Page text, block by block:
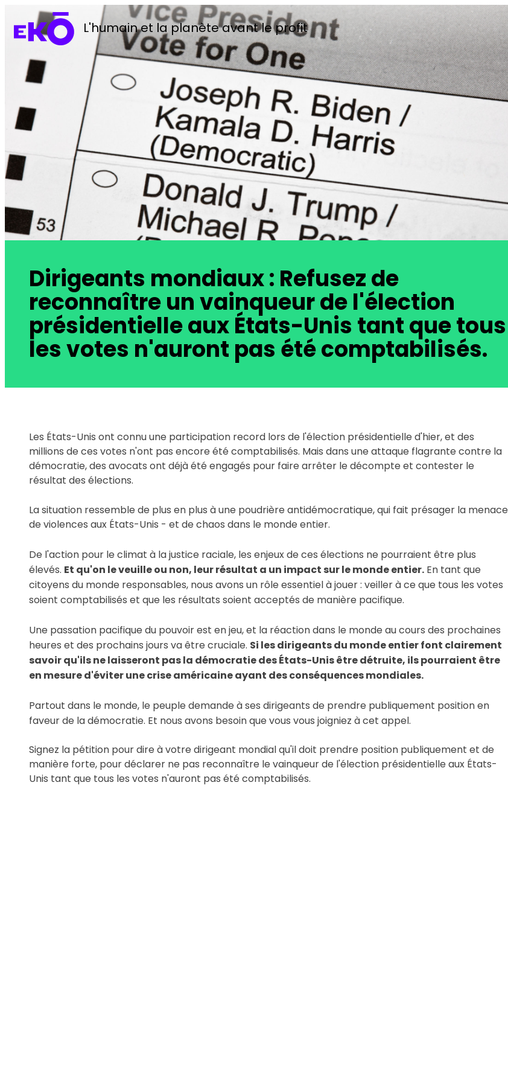
L'humain et la planète avant le profit
Dirigeants mondiaux : Refusez de
reconnaître un vainqueur de l'élection
présidentielle aux États-Unis tant que tous
les votes n'auront pas été comptabilisés.
Les États-Unis ont connu une participation record lors de l'élection présidentielle d'hier, et des
millions de ces votes n'ont pas encore été comptabilisés. Mais dans une attaque flagrante contre la
démocratie, des avocats ont déjà été engagés pour faire arrêter le décompte et contester le
résultat des élections.
La situation ressemble de plus en plus à une poudrière antidémocratique, qui fait présager la menace
de violences aux États-Unis - et de chaos dans le monde entier.
De l'action pour le climat à la justice raciale, les enjeux de ces élections ne pourraient être plus
élevés. Et qu'on le veuille ou non, leur résultat a un impact sur le monde entier. En tant que
citoyens du monde responsables, nous avons un rôle essentiel à jouer : veiller à ce que tous les votes
soient comptabilisés et que les résultats soient acceptés de manière pacifique.
Une passation pacifique du pouvoir est en jeu, et la réaction dans le monde au cours des prochaines
heures et des prochains jours va être cruciale. Si les dirigeants du monde entier font clairement
savoir qu'ils ne laisseront pas la démocratie des États-Unis être détruite, ils pourraient être
en mesure d'éviter une crise américaine ayant des conséquences mondiales.
Partout dans le monde, le peuple demande à ses dirigeants de prendre publiquement position en
faveur de la démocratie. Et nous avons besoin que vous vous joigniez à cet appel.
Signez la pétition pour dire à votre dirigeant mondial qu'il doit prendre position publiquement et de
manière forte, pour déclarer ne pas reconnaître le vainqueur de l'élection présidentielle aux États-
Unis tant que tous les votes n'auront pas été comptabilisés.